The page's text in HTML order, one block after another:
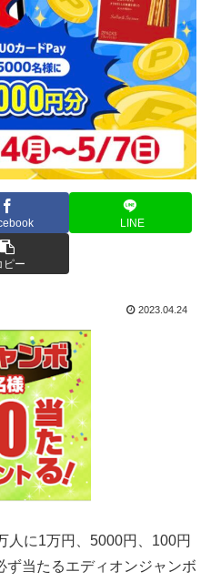
LINE
ピー
2023.04.24
人に1万円、5000円、100円
当たるエディオンジャンボ